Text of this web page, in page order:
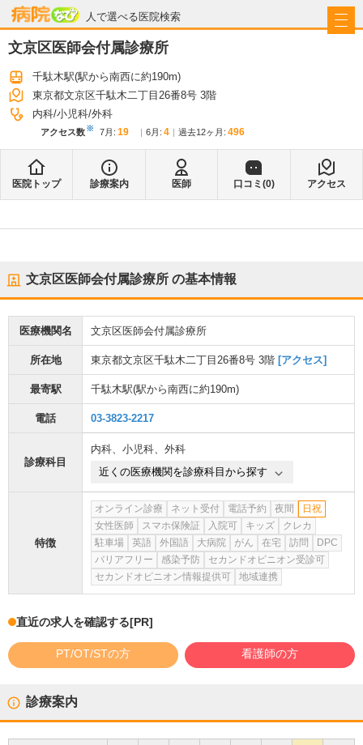
人で選べる医院検索
病院なび
文京区医師会付属診療所
千駄木駅(駅から南西に約190m)
東京都文京区千駄木二丁目26番8号 3階
内科 小児科 外科
アクセス数※ 7月 : 19 6月 : 4 過去12ヶ月: 496
医院トップ 診療案内 医師 口コミ(0) アクセス
文京区医師会付属診療所 の基本情報
医療機関名 文京区医師会付属診療所
所在地 東京都文京区千駄木二丁目26番8号 3階 [アクセス]
最寄駅 千駄木駅(駅から南西に約190m)
電話 03-3823-2217
診療科目
内科、 小児科、 外科
近くの医療機関を診療科目から探す
特徴
オンライン診療 ネット受付 電話予約 夜間
日祝
女性医師
スマホ保険証 入院可 キッズ
クレカ
駐車場
英語 外国語 大病院 がん 在宅 訪問
DPC
バリアフリー
感染予防
セカンドオピニオン受診可
セカンドオピニオン情報提供可
地域連携
直近の求人を確認する[PR]
PT/OT/STの方 看護師の方
診療案内